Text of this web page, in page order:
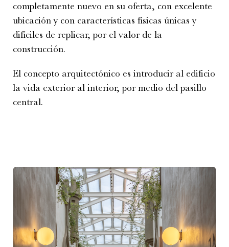
completamente nuevo en su oferta, con excelente
ubicación y con características físicas únicas y
difíciles de replicar, por el valor de la
construcción.
El concepto arquitectónico es introducir al edificio
la vida exterior al interior, por medio del pasillo
central.